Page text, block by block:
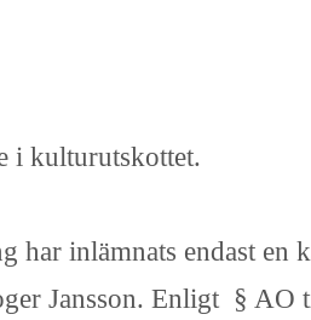
i kulturutskottet.
inlämnats endast en
Jansson. Enligt § AO